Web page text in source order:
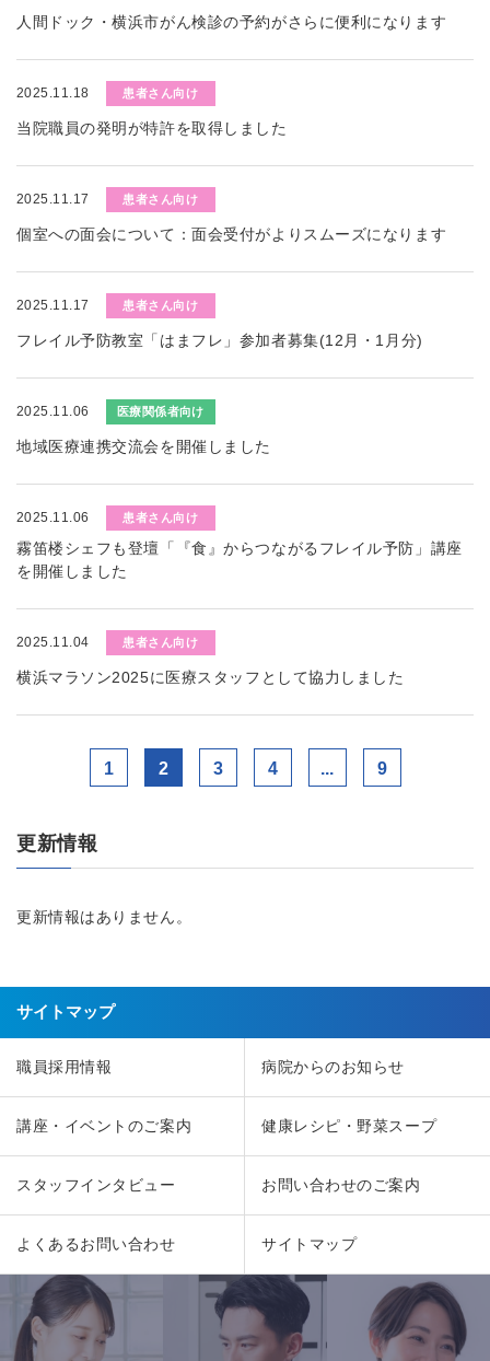
人間ドック・横浜市がん検診の予約がさらに便利になります
2025.11.18 患者さん向け
当院職員の発明が特許を取得しました
2025.11.17 患者さん向け
個室への面会について：面会受付がよりスムーズになります
2025.11.17 患者さん向け
フレイル予防教室「はまフレ」参加者募集(12月・1月分)
2025.11.06 医療関係者向け
地域医療連携交流会を開催しました
2025.11.06 患者さん向け
霧笛楼シェフも登壇「『食』からつながるフレイル予防」講座
を開催しました
2025.11.04 患者さん向け
横浜マラソン2025に医療スタッフとして協力しました
1 2 3 4 ... 9
更新情報
更新情報はありません。
サイトマップ
職員採用情報 病院からのお知らせ
講座・イベントのご案内 健康レシピ・野菜スープ
スタッフインタビュー お問い合わせのご案内
よくあるお問い合わせ サイトマップ